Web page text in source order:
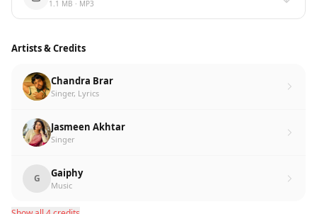
1.1 MB · MP3
Artists & Credits
Chandra Brar
Singer, Lyrics
Jasmeen Akhtar
Singer
G Gaiphy
Music